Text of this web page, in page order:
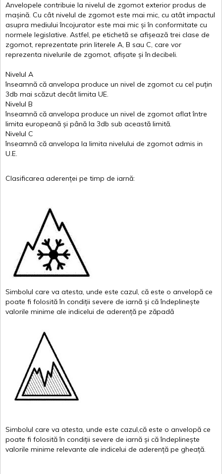
Anvelopele contribuie la nivelul de zgomot exterior produs de
mașină. Cu cât nivelul de zgomot este mai mic, cu atât impactul
asupra mediului încojurator este mai mic și în conformitate cu
normele legislative. Astfel, pe etichetă se afișează trei clase de
zgomot, reprezentate prin literele A, B sau C, care vor
reprezenta nivelurile de zgomot, afișate și îndecibeli.
Nivelul A
înseamnă că anvelopa produce un nivel de zgomot cu cel puțin
3db mai scăzut decât limita UE.
Nivelul B
înseamnă că anvelopa produce un nivel de zgomot aflat între
limita europeană și până la 3db sub această limită.
Nivelul C
înseamnă că anvelopa la limita nivelului de zgomot admis in
U.E.
Clasificarea aderenței pe timp de iarnă:
Simbolul care va atesta, unde este cazul, că este o anvelopă ce
poate fi folosită în condiții severe de iarnă și că îndeplinește
valorile minime ale indicelui de aderență pe zăpadă
Simbolul care va atesta, unde este cazul,că este o anvelopă ce
poate fi folosită în condiții severe de iarnă și că îndeplinește
valorile minime relevante ale indicelui de aderență pe gheață.